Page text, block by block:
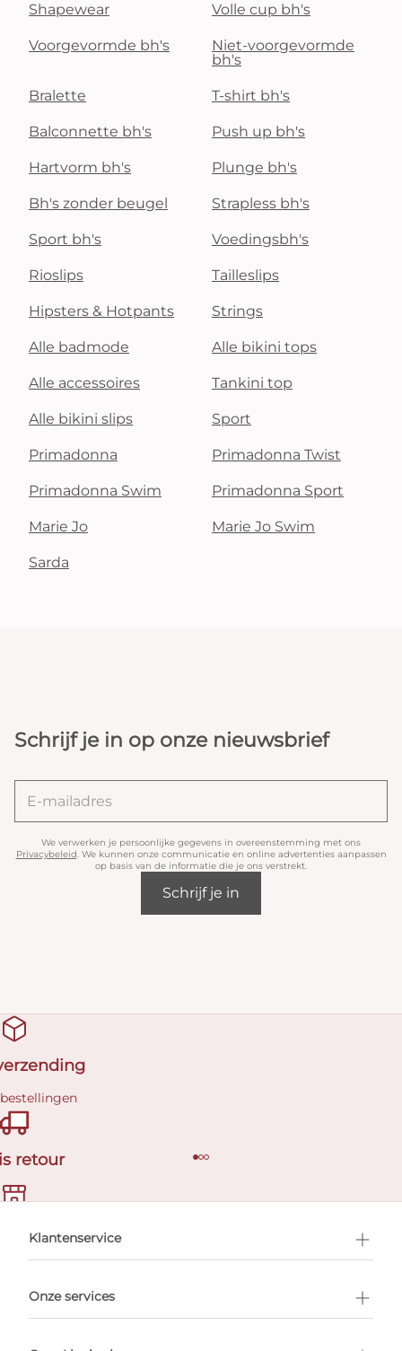
Shapewear Volle cup bh's
Voorgevormde bh's
Niet-voorgevormde
bh's
Bralette T-shirt bh's
Balconnette bh's Push up bh's
Hartvorm bh's Plunge bh's
Bh's zonder beugel Strapless bh's
Sport bh's Voedingsbh's
Rioslips Tailleslips
Hipsters & Hotpants Strings
Alle badmode Alle bikini tops
Alle accessoires Tankini top
Alle bikini slips Sport
Primadonna Primadonna Twist
Primadonna Swim Primadonna Sport
Marie Jo Marie Jo Swim
Sarda
Schrijf je in op onze nieuwsbrief
We verwerken je persoonlijke gegevens in overeenstemming met ons
Privacybeleid. We kunnen onze communicatie en online advertenties aanpassen
op basis van de informatie die je ons verstrekt.
Schrijf je in
retour
afspraak
Klantenservice
Onze services